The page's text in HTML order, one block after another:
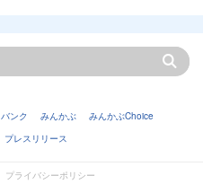
バンク みんかぶ
みんかぶChoice
プレスリリース
プライバシーポリシー